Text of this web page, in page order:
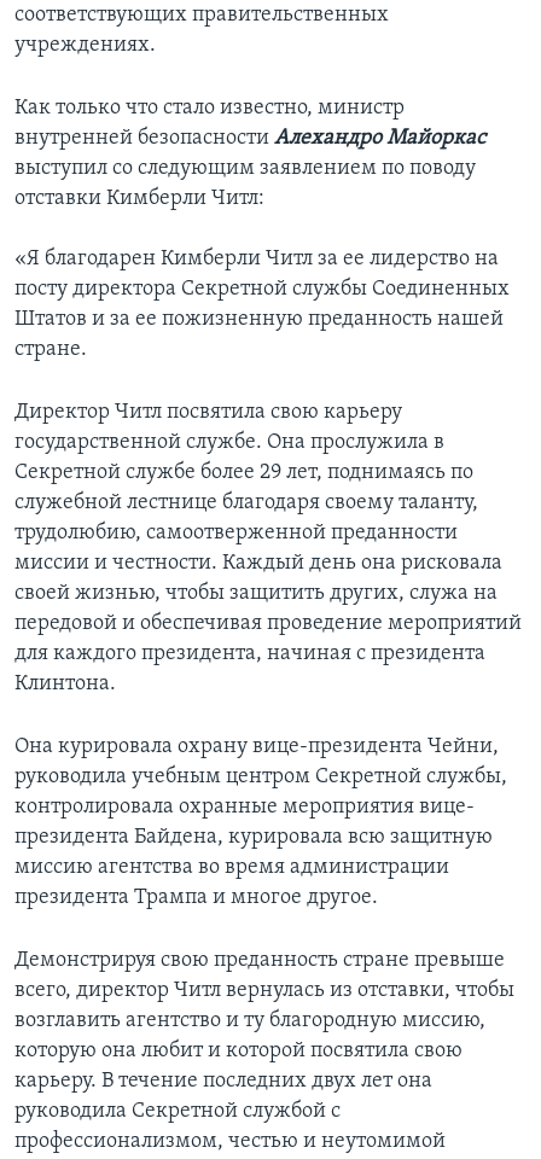
соответствующих правительственных
учреждениях.
Как только что стало известно, министр
внутренней безопасности Алехандро Майоркас
выступил со следующим заявлением по поводу
отставки Кимберли Читл:
«Я благодарен Кимберли Читл за ее лидерство на
посту директора Секретной службы Соединенных
Штатов и за ее пожизненную преданность нашей
стране.
Директор Читл посвятила свою карьеру
государственной службе. Она прослужила в
Секретной службе более 29 лет, поднимаясь по
служебной лестнице благодаря своему таланту,
трудолюбию, самоотверженной преданности
миссии и честности. Каждый день она рисковала
своей жизнью, чтобы защитить других, служа на
передовой и обеспечивая проведение мероприятий
для каждого президента, начиная с президента
Клинтона.
Она курировала охрану вице-президента Чейни,
руководила учебным центром Секретной службы,
контролировала охранные мероприятия вице-
президента Байдена, курировала всю защитную
миссию агентства во время администрации
президента Трампа и многое другое.
Демонстрируя свою преданность стране превыше
всего, директор Читл вернулась из отставки, чтобы
возглавить агентство и ту благородную миссию,
которую она любит и которой посвятила свою
карьеру. В течение последних двух лет она
руководила Секретной службой с
профессионализмом, честью и неутомимой